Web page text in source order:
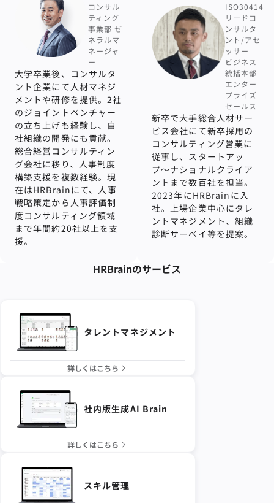
コンサル
ティング
事業部 ゼ
ネラルマ
ネージャ
ー
大学卒業後、コンサルタ
ント企業にて人材マネジ
メントや研修を提供。2社
のジョイントベンチャー
の立ち上げも経験し、自
社組織の開発にも貢献。
総合経営コンサルティン
グ会社に移り、⼈事制度
構築⽀援を複数経験。現
在はHRBrainにて、人事
戦略策定から人事評価制
度コンサルティング領域
まで年間約20社以上を支
援。
ISO30414
リードコ
ンサルタ
ント/アセ
ッサー
ビジネス
統括本部
エンター
プライズ
セールス
新卒で大手総合人材サー
ビス会社にて新卒採用の
コンサルティング営業に
従事し、スタートアッ
プ〜ナショナルクライア
ントまで数百社を担当。
2023年にHRBrainに入
社。上場企業中心にタレ
ントマネジメント、組織
診断サーベイ等を提案。
HRBrainのサービス
タレントマネジメント
詳しくはこちら
社内版生成AI Brain
詳しくはこちら
スキル管理